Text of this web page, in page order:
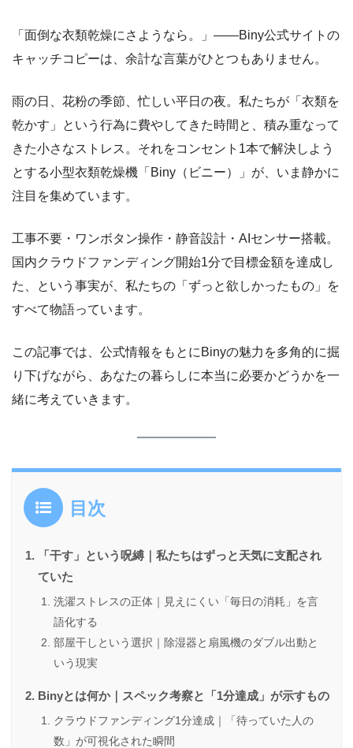
「面倒な衣類乾燥にさようなら。」――Biny公式サイトの
キャッチコピーは、余計な言葉がひとつもありません。
雨の日、花粉の季節、忙しい平日の夜。私たちが「衣類を
乾かす」という行為に費やしてきた時間と、積み重なって
きた小さなストレス。それをコンセント1本で解決しよう
とする小型衣類乾燥機「Biny（ビニー）」が、いま静かに
注目を集めています。
工事不要・ワンボタン操作・静音設計・AIセンサー搭載。
国内クラウドファンディング開始1分で目標金額を達成し
た、という事実が、私たちの「ずっと欲しかったもの」を
すべて物語っています。
この記事では、公式情報をもとにBinyの魅力を多角的に掘
り下げながら、あなたの暮らしに本当に必要かどうかを一
緒に考えていきます。
目次
「干す」という呪縛｜私たちはずっと天気に支配され
ていた
洗濯ストレスの正体｜見えにくい「毎日の消耗」を言
語化する
部屋干しという選択｜除湿器と扇風機のダブル出動と
いう現実
Binyとは何か｜スペック考察と「1分達成」が示すもの
クラウドファンディング1分達成｜「待っていた人の
数」が可視化された瞬間